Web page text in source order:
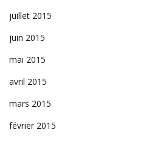
juillet 2015
juin 2015
mai 2015
avril 2015
mars 2015
février 2015